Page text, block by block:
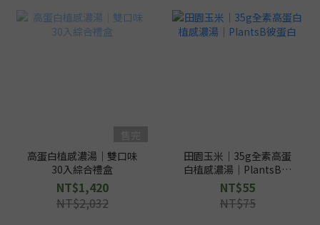
高蛋白植感濃湯｜雙口味
30入綜合禮盒
NT$1,420
NT$2,032
田園玉米｜35g全素高蛋
白植感濃湯｜PlantsB彼
蛋白
NT$55
NT$75